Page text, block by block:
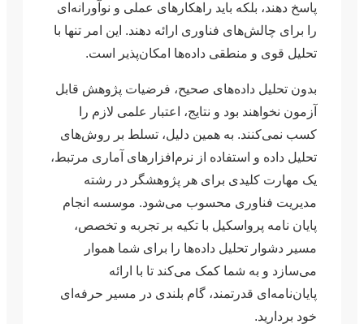
پاسخ دهند، بلکه باید راهکارهای عملی و نوآورانه‌ای
را برای چالش‌های فناوری ارائه دهند. این امر تنها با
تحلیل قوی و منطقی داده‌ها امکان‌پذیر است.
بدون تحلیل داده‌های صحیح، فرضیات پژوهش قابل
آزمون نخواهند بود و نتایج، اعتبار علمی لازم را
کسب نمی‌کنند. به همین دلیل، تسلط بر روش‌های
تحلیل داده و استفاده از نرم‌افزارهای آماری مرتبط،
یک مهارت کلیدی برای هر پژوهشگر در رشته
مدیریت فناوری محسوب می‌شود. موسسه انجام
پایان نامه پرواسکیل با تکیه بر تجربه و تخصص،
مسیر دشوار تحلیل داده‌ها را برای شما هموار
می‌سازد و به شما کمک می‌کند تا با ارائه
پایان‌نامه‌ای قدرتمند، گام بلندی در مسیر حرفه‌ای
خود بردارید.